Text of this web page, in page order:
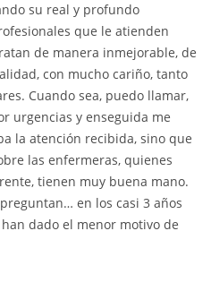
su real y profundo
que le atienden
de manera inmejorable, de
con mucho cariño, tanto
Cuando sea, puedo llamar,
urgencias y enseguida me
la atención recibida, sino que
las enfermeras, quienes
tienen muy buena mano.
en los casi 3 años
dado el menor motivo de